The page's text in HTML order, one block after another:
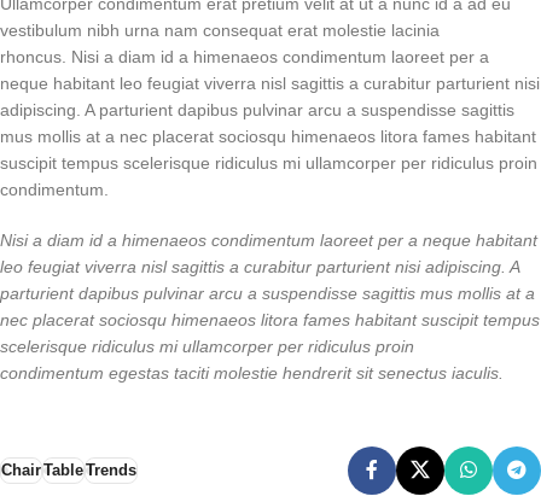
vestibulum nibh urna nam consequat erat molestie lacinia
rhoncus. Nisi a diam id a himenaeos condimentum laoreet per a
neque habitant leo feugiat viverra nisl sagittis a curabitur parturient nisi
adipiscing. A parturient dapibus pulvinar arcu a suspendisse sagittis
mus mollis at a nec placerat sociosqu himenaeos litora fames habitant
suscipit tempus scelerisque ridiculus mi ullamcorper per ridiculus proin
condimentum.
Nisi a diam id a himenaeos condimentum laoreet per a neque habitant
leo feugiat viverra nisl sagittis a curabitur parturient nisi adipiscing. A
parturient dapibus pulvinar arcu a suspendisse sagittis mus mollis at a
nec placerat sociosqu himenaeos litora fames habitant suscipit tempus
scelerisque ridiculus mi ullamcorper per ridiculus proin
condimentum egestas taciti molestie hendrerit sit senectus iaculis.
ChairTableTrends